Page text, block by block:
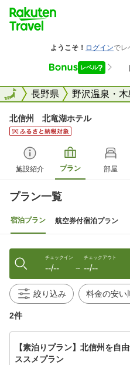
全国長野県 野沢温泉・
全国
北信州 北竜湖ホテル
施設紹介 プラン 部屋
プラン一覧
宿泊プラン 航空券付宿泊プラン
チェックイン
--/-- 〜
チェックアウト
--/--
絞り込み
2件
【素泊りプラン】北信州を自
ススメプラン